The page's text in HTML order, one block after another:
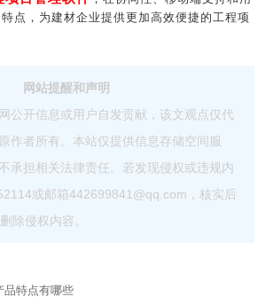
点，为建材企业提供更加高效便捷的工程项
网站提醒和声明
公开信息或用户自发贡献，该文观点仅代
作者所有。本站仅提供信息存储空间服
承担相关法律责任。若发现侵权或违规内
或邮箱442699841@qq.com，核实后
除侵权内容。
品特点有哪些